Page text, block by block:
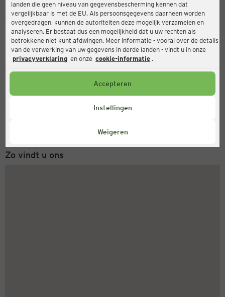
landen die geen niveau van gegevensbescherming kennen dat
vergelijkbaar is met de EU. Als persoonsgegevens daarheen worden
overgedragen, kunnen de autoriteiten deze mogelijk verzamelen en
analyseren. Er bestaat dus een mogelijkheid dat u uw rechten als
betrokkene niet kunt afdwingen. Meer informatie - vooral over de details
van de verwerking van uw gegevens in derde landen - vindt u in onze
privacyverklaring en onze cookie-informatie .
Accepteren
Instellingen
Weigeren
Ernsting's family
Kölnstraße 17, 53909 Zülpich
Gesloten
Servicenummer
Maandag tot vrijdag 8-18 uur
Zo vindt u ons